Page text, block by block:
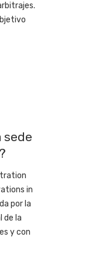
sede
in
por la
de la
y con